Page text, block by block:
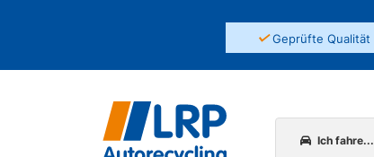
✓Geprüfte Qualität
Ich fahre...